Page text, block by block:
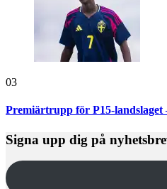
03
Premiärtrupp för P15-landslaget
Signa upp dig på